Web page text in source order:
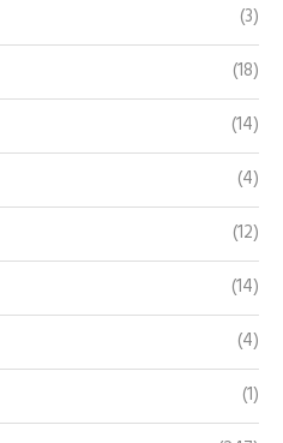
(3)
(18)
(14)
(4)
(12)
(14)
(4)
(1)